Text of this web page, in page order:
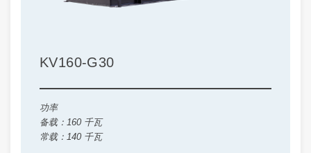
KV160-G30
功率
备载：160 千瓦
常载：140 千瓦